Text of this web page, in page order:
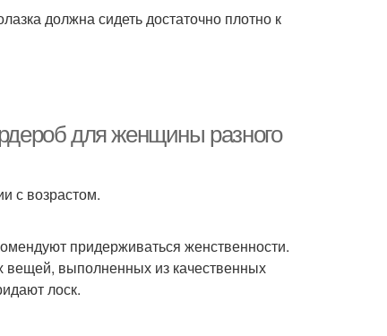
должна сидеть достаточно плотно к
для женщины разного
с возрастом.
придерживаться женственности.
выполненных из качественных
лоск.